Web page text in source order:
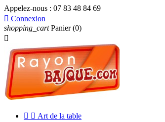
Appelez-nous : 07 83 48 84 69
 Connexion
shopping_cart Panier (0)

  Art de la table